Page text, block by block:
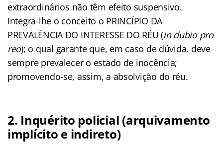
extraordinários não têm efeito suspensivo.
Integra-lhe o conceito o PRINCÍPIO DA
PREVALÊNCIA DO INTERESSE DO RÉU (in dubio pro
reo); o qual garante que, em caso de dúvida, deve
sempre prevalecer o estado de inocência;
promovendo-se, assim, a absolvição do réu.
2. Inquérito policial (arquivamento
implícito e indireto)